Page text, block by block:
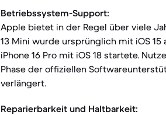
Betriebssystem-Support:
Apple bietet in der Regel über viele
13 Mini wurde ursprünglich mit iOS
iPhone 16 Pro mit iOS 18 startete.
Phase der offiziellen
verlängert.
Reparierbarkeit und Haltbarkeit: